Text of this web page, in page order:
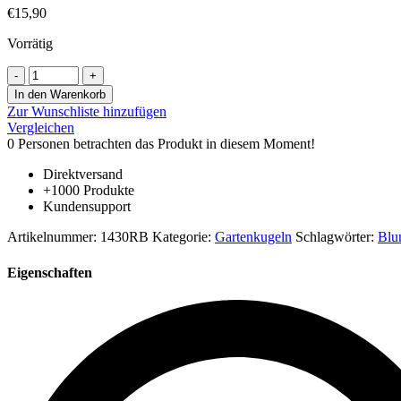
€15,90
Vorrätig
Gartenkugel
zum
stecken
Rosenkugel
Dekokugel
rot
bunt
Durchm.
9
mundgeblasen
In den Warenkorb
Zur Wunschliste hinzufügen
Vergleichen
0 Personen betrachten das Produkt in diesem Moment!
Direktversand
+1000 Produkte
Kundensupport
Artikelnummer: 1430RB Kategorie: Gartenkugeln Schlagwörter:
Eigenschaften